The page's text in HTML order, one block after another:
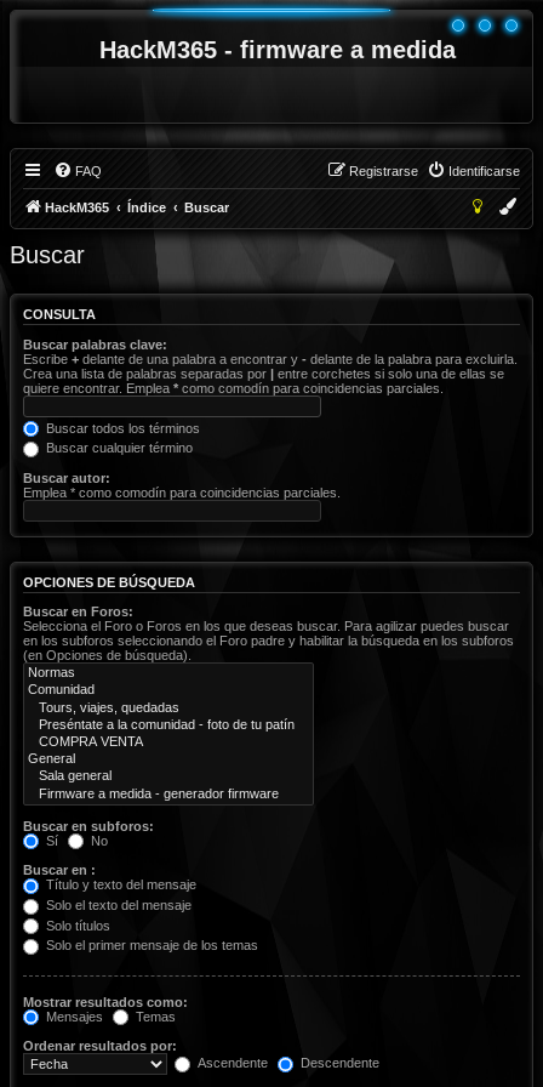
HackM365 - firmware a medida
FAQ Identificarse
Registrarse
HackM365 Índice Buscar
Buscar
CONSULTA
Buscar palabras clave:
Escribe + delante de una palabra a encontrar y - delante de la palabra para excluirla.
Crea una lista de palabras separadas por | entre corchetes si solo una de ellas se
quiere encontrar. Emplea * como comodín para coincidencias parciales.
Buscar todos los términos
Buscar cualquier término
Buscar autor:
Emplea * como comodín para coincidencias parciales.
OPCIONES DE BÚSQUEDA
Buscar en Foros:
Selecciona el Foro o Foros en los que deseas buscar. Para agilizar puedes buscar
en los subforos seleccionando el Foro padre y habilitar la búsqueda en los subforos
(en Opciones de búsqueda).
Buscar en subforos:
Sí
No
Buscar en :
Título y texto del mensaje
Solo el texto del mensaje
Solo títulos
Solo el primer mensaje de los temas
Mostrar resultados como:
Mensajes
Temas
Ordenar resultados por:
Ascendente
Descendente